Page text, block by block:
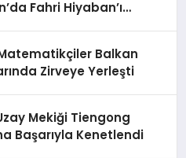
Fahri Hiyaban’ı
Balkan
Zirveye Yerleşti
Mekiği Tiengong
Başarıyla Kenetlendi